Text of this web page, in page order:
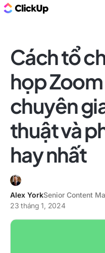
Cách tổ
họp
chuyên
thuật và
hay nhất
Alex YorkSenior Content
23 tháng 1, 2024